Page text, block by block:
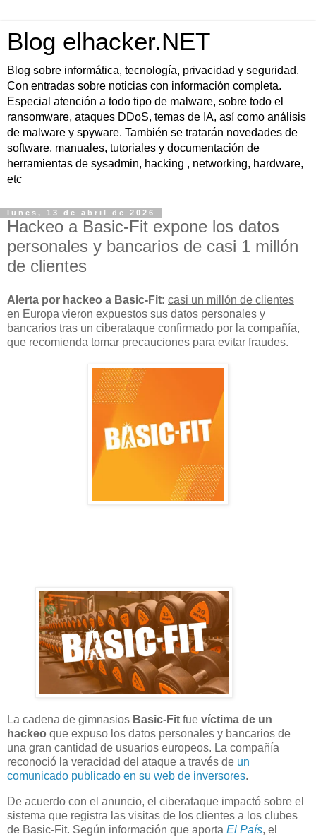
Blog elhacker.NET
Blog sobre informática, tecnología, privacidad y seguridad.
Con entradas sobre noticias con información completa.
Especial atención a todo tipo de malware, sobre todo el
ransomware, ataques DDoS, temas de IA, así como análisis
de malware y spyware. También se tratarán novedades de
software, manuales, tutoriales y documentación de
herramientas de sysadmin, hacking , networking, hardware,
etc
lunes, 13 de abril de 2026
Hackeo a Basic-Fit expone los datos
personales y bancarios de casi 1 millón
de clientes
Alerta por hackeo a Basic-Fit: casi un millón de clientes
en Europa vieron expuestos sus datos personales y
bancarios tras un ciberataque confirmado por la compañía,
que recomienda tomar precauciones para evitar fraudes.
La cadena de gimnasios Basic-Fit fue víctima de un
hackeo que expuso los datos personales y bancarios de
una gran cantidad de usuarios europeos. La compañía
reconoció la veracidad del ataque a través de un
comunicado publicado en su web de inversores.
De acuerdo con el anuncio, el ciberataque impactó sobre el
sistema que registra las visitas de los clientes a los clubes
de Basic-Fit. Según información que aporta El País, el